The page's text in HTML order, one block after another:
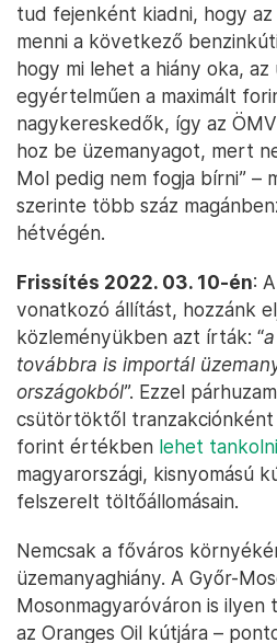
tud fejenként kiadni, hogy
menni a következő
hogy mi lehet a hiány oka,
egyértelműen a maximált
nagykereskedők, így az
hoz be üzemanyagot, mert
Mol pedig nem fogja bírni” –
szerinte több száz
hétvégén.
Frissítés 2022. 03. 10-én:
vonatkozó állítást, hozzánk
közleményükben azt írták: “
továbbra is importál
országokból”. Ezzel
csütörtöktől
forint értékben lehet tankolni
magyarországi, kisnyomású
felszerelt töltőállomásain.
Nemcsak a főváros
üzemanyaghiány. A Győr-
Mosonmagyaróváron is ilyen
az Oranges Oil kútjára –